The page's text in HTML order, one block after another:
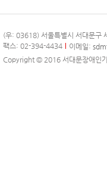
(우: 03618) 서울특별시 서대문구
팩스: 02-394-4434
이메일:
Copyright © 2016 서대문장애인